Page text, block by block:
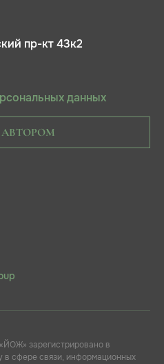
пр-кт 43к2
данных
АВТОРОМ
зарегистрировано в
в сфере связи, информационных